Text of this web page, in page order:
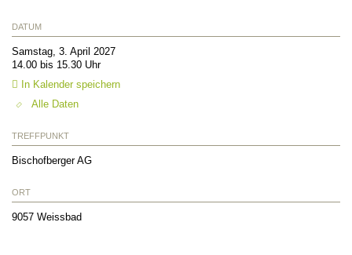
DATUM
Samstag, 3. April 2027
14.00 bis 15.30 Uhr
In Kalender speichern
Alle Daten
TREFFPUNKT
Bischofberger AG
ORT
9057 Weissbad